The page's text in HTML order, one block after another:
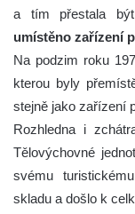
a tím přestala
umístěno zařízení
Na podzim roku
kterou byly
stejně jako zařízení
Rozhledna i
Tělovýchovné
svému
skladu a došlo k